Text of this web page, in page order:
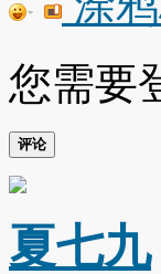
您需要
评论
夏七九